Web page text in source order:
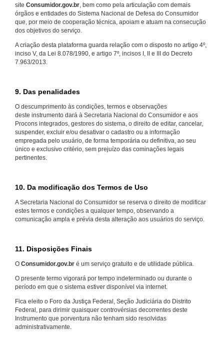
site Consumidor.gov.br, bem como pela articulação com demais
órgãos e entidades do Sistema Nacional de Defesa do Consumidor
que, por meio de cooperação técnica, apoiam e atuam na consecução
dos objetivos do serviço.
A criação desta plataforma guarda relação com o disposto no artigo 4º,
inciso V, da Lei 8.078/1990, e artigo 7º, incisos I, II e III do Decreto
7.963/2013.
9. Das penalidades
O descumprimento às condições, termos e observações
deste instrumento dará à Secretaria Nacional do Consumidor e aos
Procons integrados, gestores do sistema, o direito de editar, cancelar,
suspender, excluir e/ou desativar o cadastro ou a informação
empregada pelo usuário, de forma temporária ou definitiva, ao seu
único e exclusivo critério, sem prejuízo das cominações legais
pertinentes.
10. Da modificação dos Termos de Uso
A Secretaria Nacional do Consumidor se reserva o direito de modificar
estes termos e condições a qualquer tempo, observando a
comunicação ampla e prévia desta alteração aos usuários do serviço.
11. Disposições Finais
O Consumidor.gov.br é um serviço gratuito e de utilidade pública.
O presente termo vigorará por tempo indeterminado ou durante o
período em que o sistema estiver disponível via internet.
Fica eleito o Foro da Justiça Federal, Seção Judiciária do Distrito
Federal, para dirimir quaisquer controvérsias decorrentes deste
Instrumento que porventura não tenham sido resolvidas
administrativamente.